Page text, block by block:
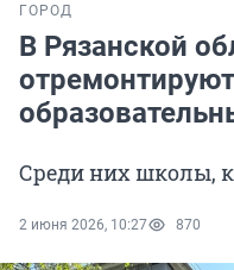
ГОРОД
В Рязанской
Среди них школы,
2 июня 2026, 10:27 870